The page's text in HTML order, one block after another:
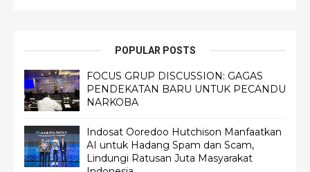
POPULAR POSTS
FOCUS GRUP DISCUSSION: GAGAS
PENDEKATAN BARU UNTUK PECANDU
NARKOBA
Indosat Ooredoo Hutchison Manfaatkan
AI untuk Hadang Spam dan Scam,
Lindungi Ratusan Juta Masyarakat